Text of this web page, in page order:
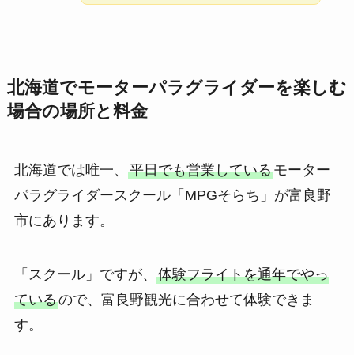
北海道でモーターパラグライダーを楽しむ
場合の場所と料金
北海道では唯一、 平日でも営業しているモーター
パラグライダースクール「MPGそらち」が富良野
市にあります。
「スクール」ですが、 体験フライトを通年でやっ
ているので、富良野観光に合わせて体験できま
す。